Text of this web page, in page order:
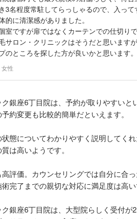
3名程度常駐してらっしゃるので、入って
的に清潔感がありました。
室ですが扉ではなくカーテンでの仕切りで
サロン・クリニックはそうだと思います
のところを探した方が良いかと思います。
性
銀座6丁目院は、予約が取りやすい
約変更も比較的簡単だといえます。
態についてわかりやすく説明してく
は高いようです。
評価。カウンセリングでは自分に合
完了までの親切な対応に満足度は高い
銀座6丁目院は、大型院らしく受付